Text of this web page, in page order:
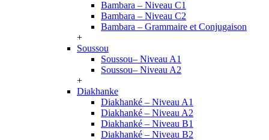
Bambara – Niveau C1
Bambara – Niveau C2
Bambara – Grammaire et Conjugaison
+
Soussou
Soussou– Niveau A1
Soussou– Niveau A2
+
Diakhanke
Diakhanké – Niveau A1
Diakhanké – Niveau A2
Diakhanké – Niveau B1
Diakhanké – Niveau B2